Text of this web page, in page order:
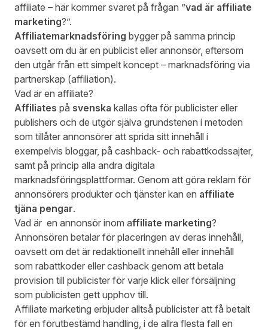
affiliate – här kommer svaret på frågan ”vad är affiliate
marketing?”.
Affiliatemarknadsföring bygger på samma princip
oavsett om du är en publicist eller annonsör, eftersom
den utgår från ett simpelt koncept – marknadsföring via
partnerskap (affiliation).
Vad är en affiliate?
Affiliates på svenska kallas ofta för publicister eller
publishers och de utgör själva grundstenen i metoden
som tillåter annonsörer att sprida sitt innehåll i
exempelvis bloggar, på cashback- och rabattkodssajter,
samt på princip alla andra digitala
marknadsföringsplattformar. Genom att göra reklam för
annonsörers produkter och tjänster kan en affiliate
tjäna pengar.
Vad är en annonsör inom affiliate marketing?
Annonsören betalar för placeringen av deras innehåll,
oavsett om det är redaktionellt innehåll eller innehåll
som rabattkoder eller cashback genom att betala
provision till publicister för varje klick eller försäljning
som publicisten gett upphov till.
Affiliate marketing erbjuder alltså publicister att få betalt
för en förutbestämd handling, i de allra flesta fall en